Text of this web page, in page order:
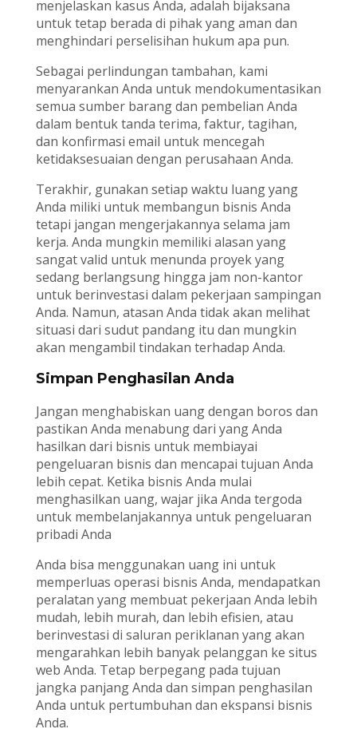
menjelaskan kasus Anda, adalah bijaksana
untuk tetap berada di pihak yang aman dan
menghindari perselisihan hukum apa pun.
Sebagai perlindungan tambahan, kami
menyarankan Anda untuk mendokumentasikan
semua sumber barang dan pembelian Anda
dalam bentuk tanda terima, faktur, tagihan,
dan konfirmasi email untuk mencegah
ketidaksesuaian dengan perusahaan Anda.
Terakhir, gunakan setiap waktu luang yang
Anda miliki untuk membangun bisnis Anda
tetapi jangan mengerjakannya selama jam
kerja. Anda mungkin memiliki alasan yang
sangat valid untuk menunda proyek yang
sedang berlangsung hingga jam non-kantor
untuk berinvestasi dalam pekerjaan sampingan
Anda. Namun, atasan Anda tidak akan melihat
situasi dari sudut pandang itu dan mungkin
akan mengambil tindakan terhadap Anda.
Simpan Penghasilan Anda
Jangan menghabiskan uang dengan boros dan
pastikan Anda menabung dari yang Anda
hasilkan dari bisnis untuk membiayai
pengeluaran bisnis dan mencapai tujuan Anda
lebih cepat. Ketika bisnis Anda mulai
menghasilkan uang, wajar jika Anda tergoda
untuk membelanjakannya untuk pengeluaran
pribadi Anda
Anda bisa menggunakan uang ini untuk
memperluas operasi bisnis Anda, mendapatkan
peralatan yang membuat pekerjaan Anda lebih
mudah, lebih murah, dan lebih efisien, atau
berinvestasi di saluran periklanan yang akan
mengarahkan lebih banyak pelanggan ke situs
web Anda. Tetap berpegang pada tujuan
jangka panjang Anda dan simpan penghasilan
Anda untuk pertumbuhan dan ekspansi bisnis
Anda.